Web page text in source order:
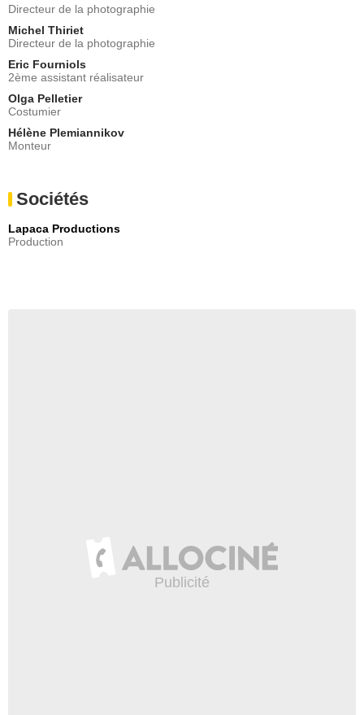
Directeur de la photographie
Michel Thiriet
Directeur de la photographie
Eric Fourniols
2ème assistant réalisateur
Olga Pelletier
Costumier
Hélène Plemiannikov
Monteur
Sociétés
Lapaca Productions
Production